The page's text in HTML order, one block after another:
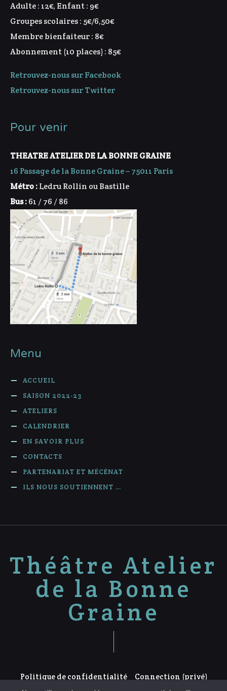
Adulte : 12€, Enfant : 9€
Groupes scolaires : 5€/6,50€
Membre bienfaiteur : 8€
Abonnement (10 places) : 85€
Retrouvez-nous sur Facebook
Retrouvez-nous sur Twitter
Pour venir
THEATRE ATELIER DE LA BONNE GRAINE
16 Passage de la Bonne Graine – 75011 Paris
Métro :Ledru Rollin ou Bastille
Bus :61 / 76 / 86
Menu
ACCUEIL
SAISON 2022-23
ATELIERS
CALENDRIER
EN SAVOIR PLUS
CONTACTS
PARTENARIAT ET MÉCÉNAT
ILS NOUS SOUTIENNENT …
Théâtre Atelier
de la Bonne
Graine
Politique de confidentialité Connection (privé)